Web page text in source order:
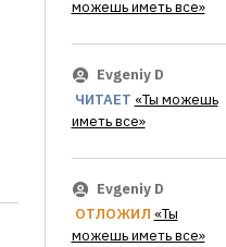
можешь иметь все»
Evgeniy D
ЧИТАЕТ «Ты можешь
иметь все»
Evgeniy D
ОТЛОЖИЛ «Ты
можешь иметь все»